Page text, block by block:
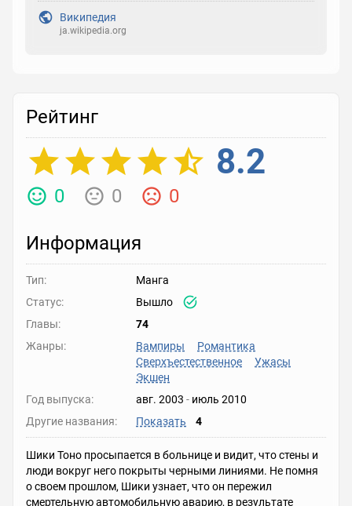
Википедия
ja.wikipedia.org
Рейтинг
8.2
0 0 0
Информация
Тип:
Манга
Статус:
Вышло
Главы:
74
Жанры:
Вампиры
Романтика
Сверхъестественное
Ужасы
Экшен
Год выпуска:
авг. 2003 - июль 2010
Другие названия:
Показать 4
Шики Тоно просыпается в больнице и видит, что стены и
люди вокруг него покрыты черными линиями. Не помня
о своем прошлом, Шики узнает, что он пережил
смертельную автомобильную аварию, в результате